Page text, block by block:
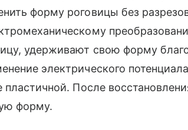
форму роговицы без
удерживают свою форму
электрического
пластичной. После
форму.